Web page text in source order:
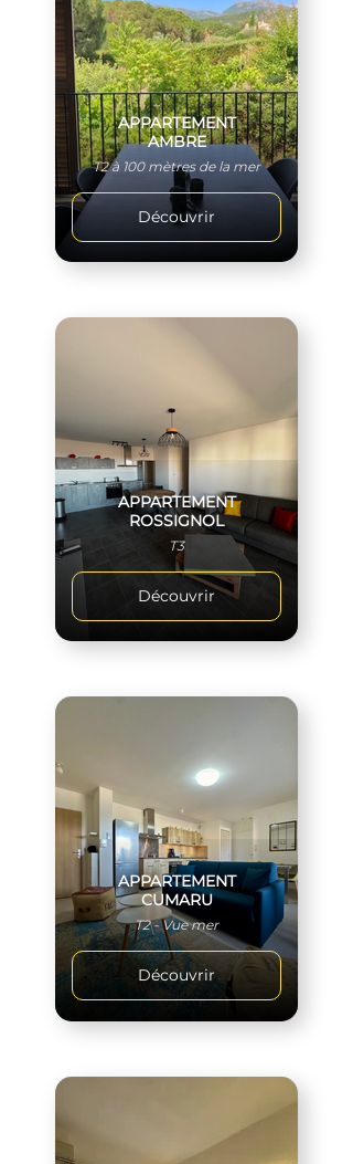
APPARTEMENT
AMBRE
T2 à 100 mètres de la mer
Découvrir
APPARTEMENT
ROSSIGNOL
T3
Découvrir
APPARTEMENT
CUMARU
T2 - Vue mer
Découvrir